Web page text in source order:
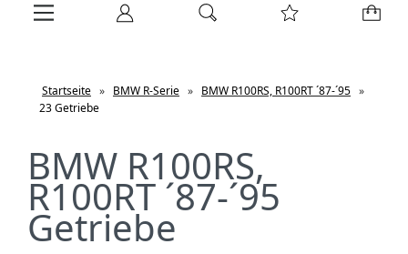
Startseite » BMW R-Serie » BMW R100RS, R100RT ´87-´95 »
23 Getriebe
BMW R100RS,
R100RT ´87-´95
Getriebe